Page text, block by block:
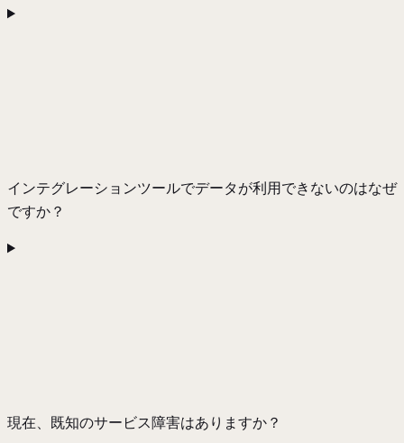
インテグレーションツールでデータが利用できないのはなぜ
ですか？
現在、既知のサービス障害はありますか？